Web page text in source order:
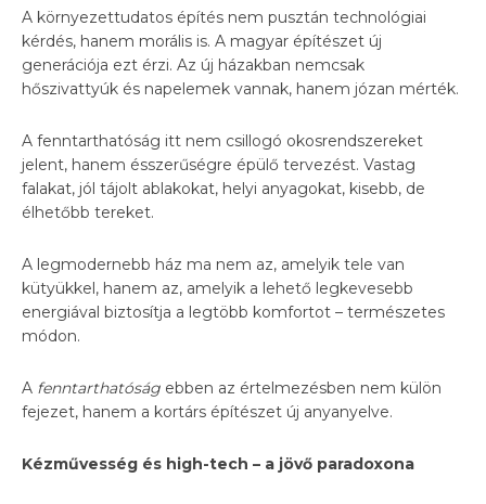
A környezettudatos építés nem pusztán technológiai
kérdés, hanem morális is. A magyar építészet új
generációja ezt érzi. Az új házakban nemcsak
hőszivattyúk és napelemek vannak, hanem józan mérték.
A fenntarthatóság itt nem csillogó okosrendszereket
jelent, hanem ésszerűségre épülő tervezést. Vastag
falakat, jól tájolt ablakokat, helyi anyagokat, kisebb, de
élhetőbb tereket.
A legmodernebb ház ma nem az, amelyik tele van
kütyükkel, hanem az, amelyik a lehető legkevesebb
energiával biztosítja a legtöbb komfortot – természetes
módon.
A fenntarthatóság ebben az értelmezésben nem külön
fejezet, hanem a kortárs építészet új anyanyelve.
Kézművesség és high-tech – a jövő paradoxona